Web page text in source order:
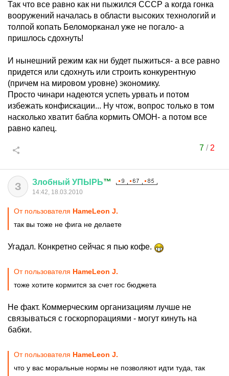
Так что все равно как ни пыжился СССР а когда гонка
вооружений началась в области высоких технологий и
толпой копать Беломорканал уже не погало- а
пришлось сдохнуть!
И нынешний режим как ни будет пыжиться- а все равно
придется или сдохнуть или строить конкурентную
(причем на мировом уровне) экономику.
Просто чинари надеются успеть урвать и потом
избежать конфискации... Ну чтож, вопрос только в том
насколько хватит бабла кормить ОМОН- а потом все
равно капец.
7/ 2
З Злобный УПЫРЬ™
14:42, 18.03.2010
От пользователя HameLeon J.
так вы тоже не фига не делаете
Угадал. Конкретно сейчас я пью кофе.
От пользователя HameLeon J.
тоже хотите кормится за счет гос бюджета
Не факт. Коммерческим организациям лучше не
связываться с госкорпорациями - могут кинуть на
бабки.
От пользователя HameLeon J.
что у вас моральные нормы не позволяют идти туда, так